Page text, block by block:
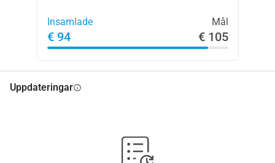
Insamlade Mål
€ 94 € 105
Uppdateringarinfo